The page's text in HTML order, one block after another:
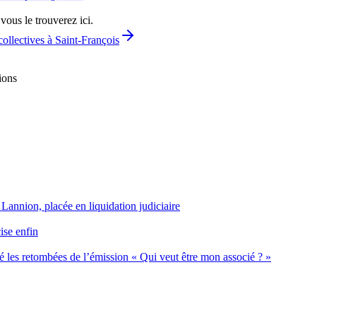
le trouverez ici.
à Saint-François
Lannion, placée en liquidation judiciaire
enfin
retombées de l’émission « Qui veut être mon associé ? »